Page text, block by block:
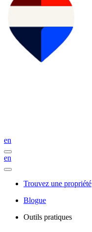
en
en
Trouvez une propriété
Blogue
Outils pratiques